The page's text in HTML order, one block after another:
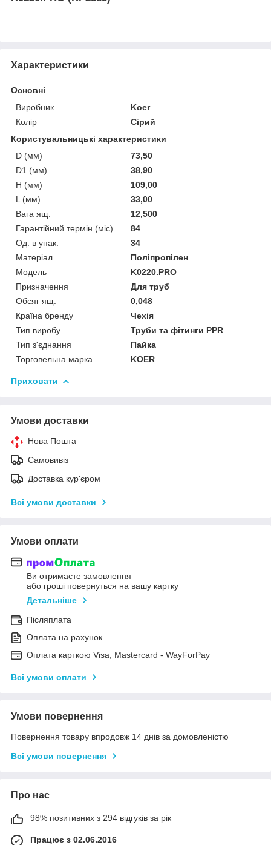
Характеристики
Основні
Виробник
Koer
Колір
Сірий
Користувальницькі характеристики
D (мм)
73,50
D1 (мм)
38,90
H (мм)
109,00
L (мм)
33,00
Вага ящ.
12,500
Гарантійний термін (міс)
84
Од. в упак.
34
Матеріал
Поліпропілен
Мoдель
K0220.PRO
Призначення
Для труб
Обсяг ящ.
0,048
Країна бренду
Чехія
Тип виробу
Труби та фітинги PPR
Тип з'єднання
Пайка
Торговельна марка
KOER
Приховати
Умови доставки
Нова Пошта
Самовивіз
Доставка кур'єром
Всі умови доставки
Умови оплати
Ви отримаєте замовлення
або гроші повернуться на вашу картку
Детальніше
Післяплата
Оплата на рахунок
Оплата карткою Visa, Mastercard - WayForPay
Всі умови оплати
Умови повернення
Повернення товару впродовж 14 днів за домовленістю
Всі умови повернення
Про нас
98% позитивних з 294 відгуків за рік
Працює з 02.06.2016